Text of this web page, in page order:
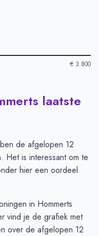
€ 3.800
Afgelopen 3 maanden
laatste
de afgelopen 12
Het is interessant om te
hier een oordeel
in Hommerts
vind je de grafiek met
over de afgelopen 12